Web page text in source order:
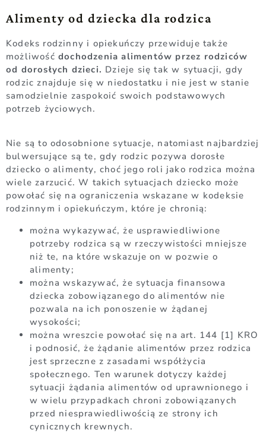
Alimenty od dziecka dla rodzica
Kodeks rodzinny i opiekuńczy przewiduje także
możliwość dochodzenia alimentów przez rodziców
od dorosłych dzieci. Dzieje się tak w sytuacji, gdy
rodzic znajduje się w niedostatku i nie jest w stanie
samodzielnie zaspokoić swoich podstawowych
potrzeb życiowych.
Nie są to odosobnione sytuacje, natomiast najbardziej
bulwersujące są te, gdy rodzic pozywa dorosłe
dziecko o alimenty, choć jego roli jako rodzica można
wiele zarzucić. W takich sytuacjach dziecko może
powołać się na ograniczenia wskazane w kodeksie
rodzinnym i opiekuńczym, które je chronią:
można wykazywać, że usprawiedliwione
potrzeby rodzica są w rzeczywistości mniejsze
niż te, na które wskazuje on w pozwie o
alimenty;
można wskazywać, że sytuacja finansowa
dziecka zobowiązanego do alimentów nie
pozwala na ich ponoszenie w żądanej
wysokości;
można wreszcie powołać się na art. 144 [1] KRO
i podnosić, że żądanie alimentów przez rodzica
jest sprzeczne z zasadami współżycia
społecznego. Ten warunek dotyczy każdej
sytuacji żądania alimentów od uprawnionego i
w wielu przypadkach chroni zobowiązanych
przed niesprawiedliwością ze strony ich
cynicznych krewnych.